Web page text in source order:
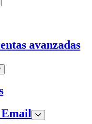
avanzadas